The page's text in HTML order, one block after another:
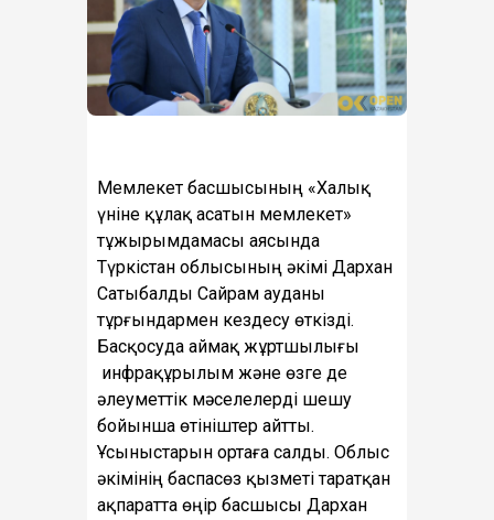
Мемлекет басшысының «Халық
үніне құлақ асатын мемлекет»
тұжырымдамасы аясында
Түркістан облысының әкімі Дархан
Сатыбалды Сайрам ауданы
тұрғындармен кездесу өткізді.
Басқосуда аймақ жұртшылығы
инфрақұрылым және өзге де
әлеуметтік мәселелерді шешу
бойынша өтініштер айтты.
Ұсыныстарын ортаға салды. Облыс
әкімінің баспасөз қызметі таратқан
ақпаратта өңір басшысы Дархан